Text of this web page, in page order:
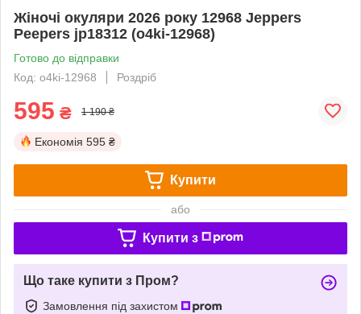
Жіночі окуляри 2026 року 12968 Jeppers
Peepers jp18312 (o4ki-12968)
Готово до відправки
Код: o4ki-12968
Роздріб
595 ₴ 1 190 ₴
Економія 595 ₴
Купити
або
Купити з
Що таке купити з Пром?
Замовлення під захистом